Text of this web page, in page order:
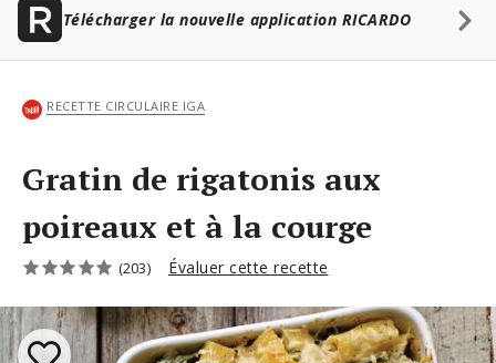
Télécharger la nouvelle application RICARDO
RECETTE CIRCULAIRE IGA
Gratin de rigatonis aux
poireaux et à la courge
(203) Évaluer cette recette